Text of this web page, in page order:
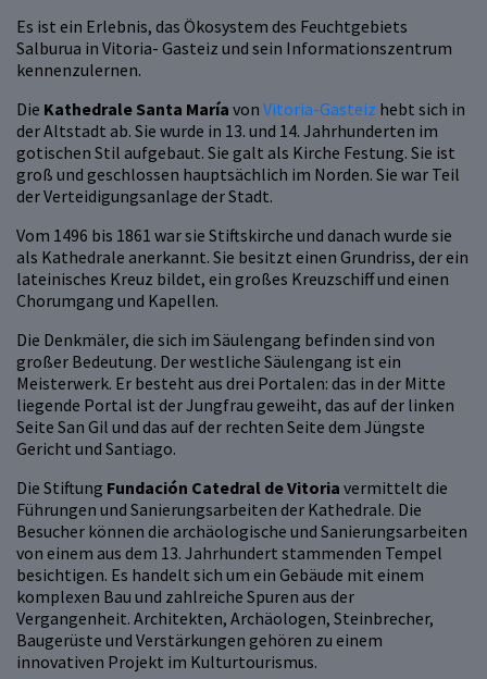
Es ist ein Erlebnis, das Ökosystem des Feuchtgebiets
Salburua in Vitoria- Gasteiz und sein Informationszentrum
kennenzulernen.
Die Kathedrale Santa María von Vitoria-Gasteiz hebt sich in
der Altstadt ab. Sie wurde in 13. und 14. Jahrhunderten im
gotischen Stil aufgebaut. Sie galt als Kirche Festung. Sie ist
groß und geschlossen hauptsächlich im Norden. Sie war Teil
der Verteidigungsanlage der Stadt.
Vom 1496 bis 1861 war sie Stiftskirche und danach wurde sie
als Kathedrale anerkannt. Sie besitzt einen Grundriss, der ein
lateinisches Kreuz bildet, ein großes Kreuzschiff und einen
Chorumgang und Kapellen.
Die Denkmäler, die sich im Säulengang befinden sind von
großer Bedeutung. Der westliche Säulengang ist ein
Meisterwerk. Er besteht aus drei Portalen: das in der Mitte
liegende Portal ist der Jungfrau geweiht, das auf der linken
Seite San Gil und das auf der rechten Seite dem Jüngste
Gericht und Santiago.
Die Stiftung Fundación Catedral de Vitoria vermittelt die
Führungen und Sanierungsarbeiten der Kathedrale. Die
Besucher können die archäologische und Sanierungsarbeiten
von einem aus dem 13. Jahrhundert stammenden Tempel
besichtigen. Es handelt sich um ein Gebäude mit einem
komplexen Bau und zahlreiche Spuren aus der
Vergangenheit. Architekten, Archäologen, Steinbrecher,
Baugerüste und Verstärkungen gehören zu einem
innovativen Projekt im Kulturtourismus.